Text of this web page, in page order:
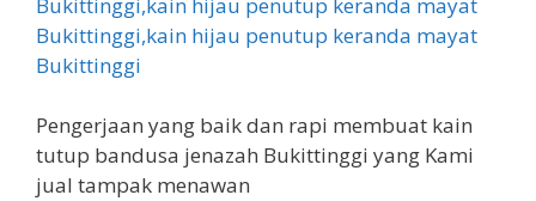
Pengerjaan yang baik dan rapi membuat kain
tutup bandusa jenazah Bukittinggi yang Kami
jual tampak menawan